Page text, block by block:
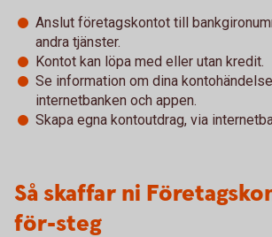
Anslut företagskontot till
andra tjänster.
Kontot kan löpa med eller utan kredit.
Se information om dina
internetbanken och appen.
Skapa egna kontoutdrag, via
Så skaffar ni
för-steg